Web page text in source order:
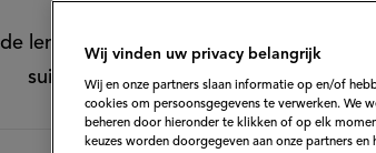
de
Belem'
lengte en schraap het merg eruit.
suiker, het vanillemerg en het lege
Wij vinden uw privacy belangrijk
Wij en onze partners slaan informatie op en/of
cookies om persoonsgegevens te verwerken. We
beheren door hieronder te klikken of op elk
keuzes worden doorgegeven aan onze partners